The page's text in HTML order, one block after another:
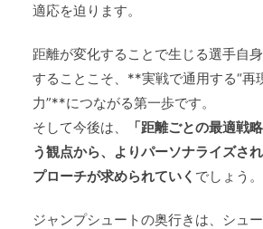
適応を迫ります。
距離が変化することで生じる選手自
することこそ、**実戦で通用する“再
力”**につながる第一歩です。
そして今後は、
「距離ごとの最適戦
う観点から、よりパーソナライズさ
プローチが求められていく でしょう。
ジャンプシュートの奥行きは、シュ